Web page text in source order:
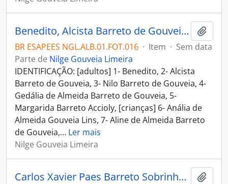
Benedito, Alcista Barreto de Gouveia, Nilo Barreto de Gouveia, Gedália de Almeida Barreto de Gouveia, Margarida Barreto Accioly, Anália de Almeida Gouveia Lins, Aline de Almeida Barreto de Gouveia, Iedda de Almeida Barreto de Gouveia e Nilo Barreto de Gouveia Filho no Convento da Penha
BR ESAPEES NGL.ALB.01.FOT.016 · Item · Sem data
Parte de Nilge Gouveia Limeira
IDENTIFICAÇÃO: [adultos] 1- Benedito, 2- Alcista
Barreto de Gouveia, 3- Nilo Barreto de Gouveia, 4-
Gedália de Almeida Barreto de Gouveia, 5-
Margarida Barreto Accioly, [crianças] 6- Anália de
Almeida Gouveia Lins, 7- Aline de Almeida Barreto
de Gouveia,… Ler mais
Nilge Gouveia Limeira
Carlos Xavier Paes Barreto Sobrinho, Nilo Barreto de Gouveia, Evany Barreto de Gouveia Alves, Iedda de Almeida Barreto de Gouveia, Maria Ridolfi Gouveia de Carvalho, Aline de Almeida Barreto de Gouveia, Edyr Gouveia de Almeida Couto e outros em solenidade